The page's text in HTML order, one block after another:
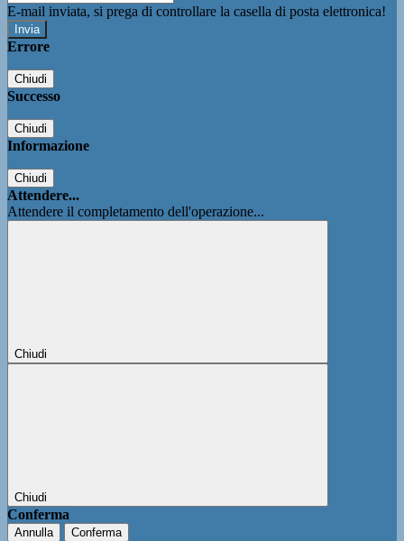
E-mail inviata, si prega di controllare la casella di posta elettronica!
Errore
Chiudi
Successo
Chiudi
Informazione
Chiudi
Attendere...
Attendere il completamento dell'operazione...
Chiudi
Chiudi
Conferma
Annulla Conferma